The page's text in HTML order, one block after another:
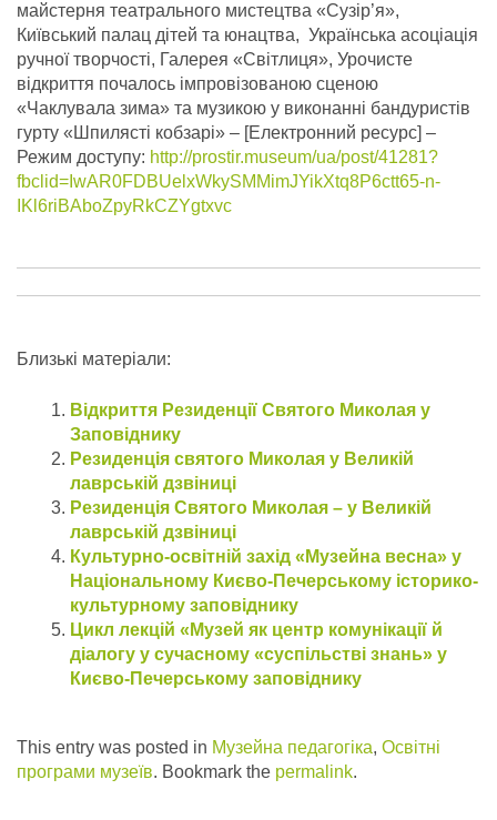
майстерня театрального мистецтва «Сузір’я»,
Київський палац дітей та юнацтва, Українська асоціація
ручної творчості, Галерея «Світлиця», Урочисте
відкриття почалось імпровізованою сценою
«Чаклувала зима» та музикою у виконанні бандуристів
гурту «Шпилясті кобзарі» – [Електронний ресурс] –
Режим доступу: http://prostir.museum/ua/post/41281?
fbclid=IwAR0FDBUelxWkySMMimJYikXtq8P6ctt65-n-
IKl6riBAboZpyRkCZYgtxvc
Близькі матеріали:
Відкриття Резиденції Святого Миколая у
Заповіднику
Резиденція святого Миколая у Великій
лаврській дзвіниці
Резиденція Святого Миколая – у Великій
лаврській дзвіниці
Культурно-освітній захід «Музейна весна» у
Національному Києво-Печерському історико-
культурному заповіднику
Цикл лекцій «Музей як центр комунікації й
діалогу у сучасному «суспільстві знань» у
Києво-Печерському заповіднику
This entry was posted in Музейна педагогіка, Освітні
програми музеїв. Bookmark the permalink.